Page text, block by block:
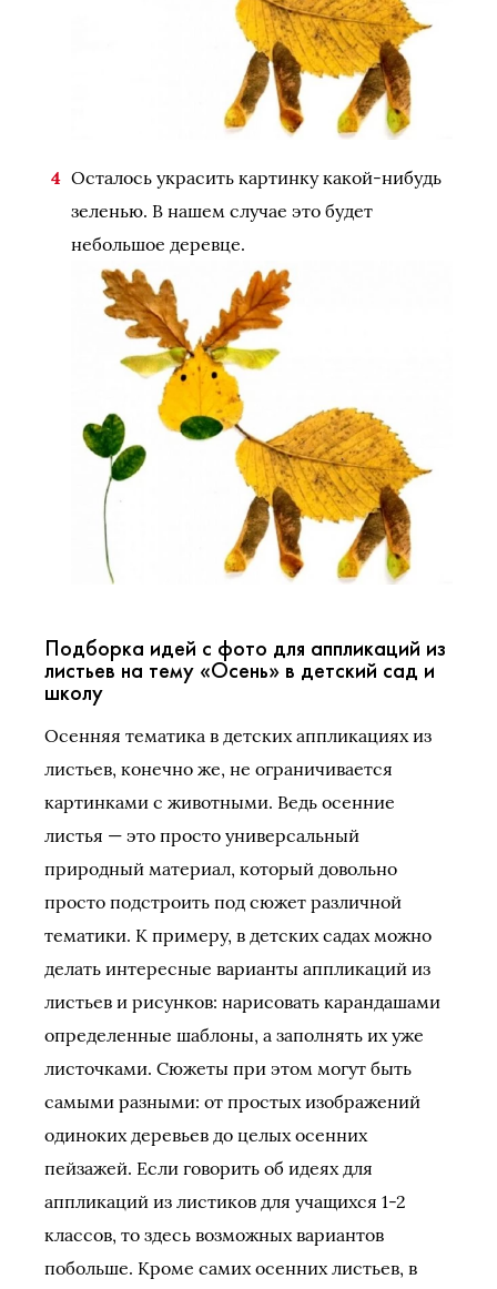
Осталось украсить картинку какой-нибудь
зеленью. В нашем случае это будет
небольшое деревце.
Подборка идей с фото для аппликаций из
листьев на тему «Осень» в детский сад и
школу
Осенняя тематика в детских аппликациях из
листьев, конечно же, не ограничивается
картинками с животными. Ведь осенние
листья — это просто универсальный
природный материал, который довольно
просто подстроить под сюжет различной
тематики. К примеру, в детских садах можно
делать интересные варианты аппликаций из
листьев и рисунков: нарисовать карандашами
определенные шаблоны, а заполнять их уже
листочками. Сюжеты при этом могут быть
самыми разными: от простых изображений
одиноких деревьев до целых осенних
пейзажей. Если говорить об идеях для
аппликаций из листиков для учащихся 1-2
классов, то здесь возможных вариантов
побольше. Кроме самих осенних листьев, в